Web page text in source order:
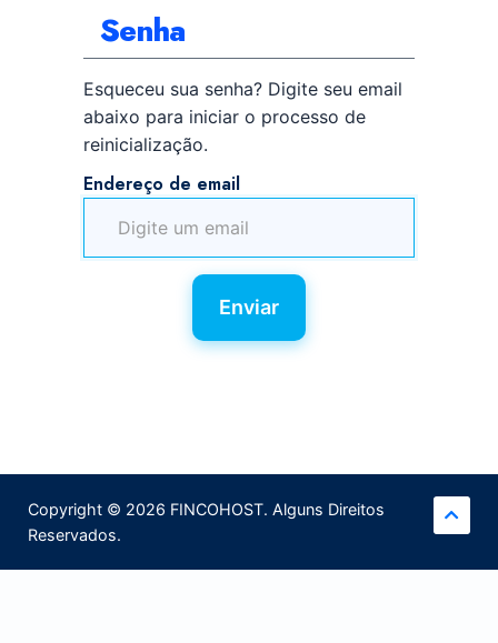
Senha
Esqueceu sua senha? Digite seu email
abaixo para iniciar o processo de
reinicialização.
Endereço de email
Enviar
Copyright © 2026 FINCOHOST. Alguns Direitos
Reservados.